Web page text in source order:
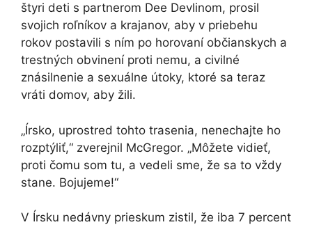
štyri deti s partnerom Dee Devlinom, prosil
svojich roľníkov a krajanov, aby v priebehu
rokov postavili s ním po horovaní občianskych a
trestných obvinení proti nemu, a civilné
znásilnenie a sexuálne útoky, ktoré sa teraz
vráti domov, aby žili.
„Írsko, uprostred tohto trasenia, nenechajte ho
rozptýliť,“ zverejnil McGregor. „Môžete vidieť,
proti čomu som tu, a vedeli sme, že sa to vždy
stane. Bojujeme!“
V Írsku nedávny prieskum zistil, že iba 7 percent